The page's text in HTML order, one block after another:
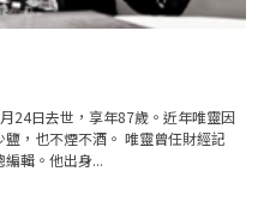
24日去世，享年87歲。近年唯靈因
，也不煙不酒。 唯靈曾任財經記
輯。他出身...